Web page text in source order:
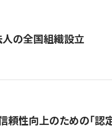
人の全国組織設立
性向上のための「認